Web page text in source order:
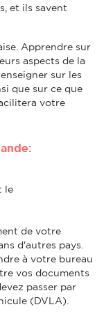
et ils savent
Apprendre sur
aspects de la
sur les
que sur ce que
votre
le
de votre
d'autres pays.
à votre bureau
vos documents
passer par
(DVLA).